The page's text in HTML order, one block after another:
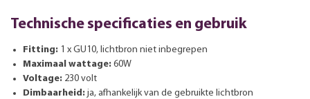
Technische specificaties en gebruik
Fitting: 1 x GU10, lichtbron niet inbegrepen
Maximaal wattage: 60W
Voltage: 230 volt
Dimbaarheid: ja, afhankelijk van de gebruikte lichtbron